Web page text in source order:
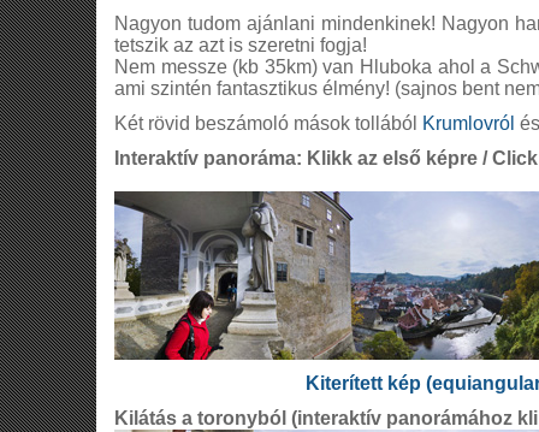
Nagyon tudom ajánlani mindenkinek! Nagyon
tetszik az azt is szeretni fogja!
Nem messze (kb 35km) van Hluboka ahol a
ami szintén fantasztikus élmény! (sajnos bent
Két rövid beszámoló mások tollából Krumlovról
Interaktív panoráma: Klikk az első képre /
Kiterített kép
Kilátás a toronyból (interaktív panorámához